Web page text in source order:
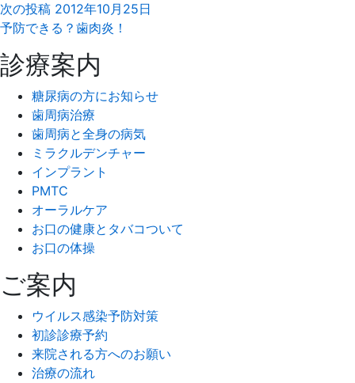
次の投稿 2012年10月25日
予防できる？歯肉炎！
診療案内
糖尿病の方にお知らせ
歯周病治療
歯周病と全身の病気
ミラクルデンチャー
インプラント
PMTC
オーラルケア
お口の健康とタバコついて
お口の体操
ご案内
ウイルス感染予防対策
初診診療予約
来院される方へのお願い
治療の流れ